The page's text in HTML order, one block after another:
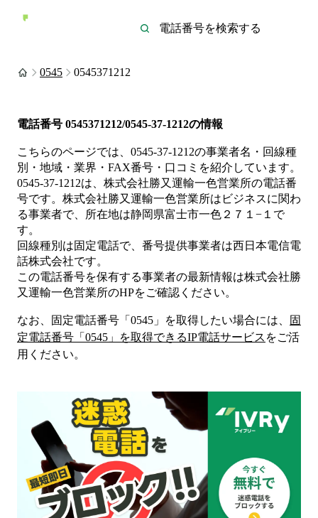
0545 0545371212
電話番号 0545371212/0545-37-1212の情報
こちらのページでは、 0545-37-1212の事業者名・回線種
別・地域・業界・FAX番号・口コミを紹介しています。
0545-37-1212は、 株式会社勝又運輸一色営業所の電話番
号です。 株式会社勝又運輸一色営業所は ビジネスに関わ
る事業者で、所在地は静岡県富士市一色２７１−１ で
す。
回線種別は固定電話で、番号提供事業者は西日本電信電
話株式会社です。
この電話番号を保有する事業者の最新情報は株式会社勝
又運輸一色営業所のHPをご確認ください。
なお、固定電話番号「 0545 」を取得したい場合には、
固
定電話番号「 0545 」を取得できるIP電話サービス をご活
用ください。